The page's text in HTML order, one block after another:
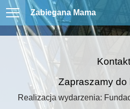
Zabiegana Mama
Kontakt
Zapraszamy do
Realizacja wydarzenia: